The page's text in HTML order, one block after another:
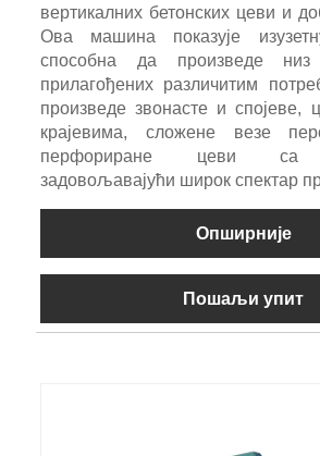
вертикалних бетонских цеви и
Ова машина показује
способна да произведе
прилагођених различитим
произведе звонасте и спојеве,
крајевима, сложене везе
перфориране цеви са
задовољавајући широк спектар
Опширније
Пошаљи упит